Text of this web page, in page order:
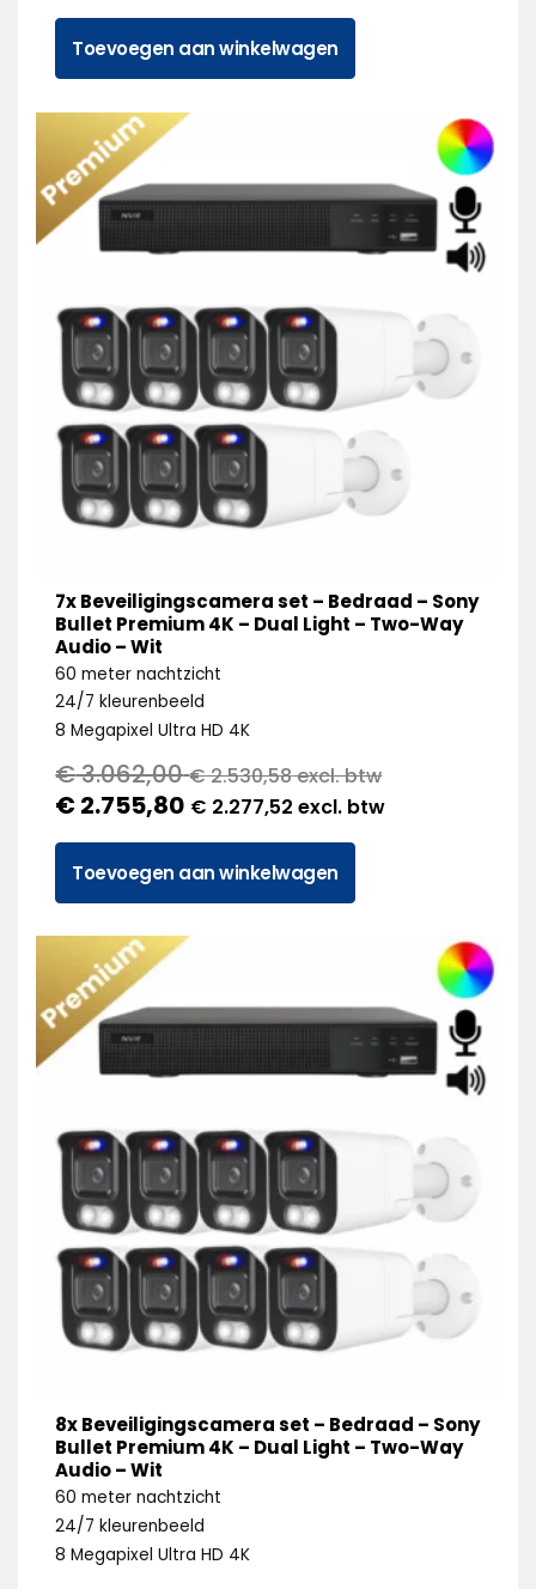
Toevoegen aan winkelwagen
7x Beveiligingscamera set – Bedraad – Sony
Bullet Premium 4K – Dual Light – Two-Way
Audio – Wit
60 meter nachtzicht
24/7 kleurenbeeld
8 Megapixel Ultra HD 4K
€3.062,00 €2.530,58excl. btw
€2.755,80 € 2.277,52 excl. btw
Toevoegen aan winkelwagen
8x Beveiligingscamera set – Bedraad – Sony
Bullet Premium 4K – Dual Light – Two-Way
Audio – Wit
60 meter nachtzicht
24/7 kleurenbeeld
8 Megapixel Ultra HD 4K